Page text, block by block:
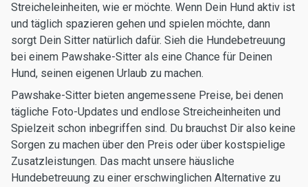
Streicheleinheiten, wie er möchte. Wenn Dein Hund aktiv ist
und täglich spazieren gehen und spielen möchte, dann
sorgt Dein Sitter natürlich dafür. Sieh die Hundebetreuung
bei einem Pawshake-Sitter als eine Chance für Deinen
Hund, seinen eigenen Urlaub zu machen.
Pawshake-Sitter bieten angemessene Preise, bei denen
tägliche Foto-Updates und endlose Streicheinheiten und
Spielzeit schon inbegriffen sind. Du brauchst Dir also keine
Sorgen zu machen über den Preis oder über kostspielige
Zusatzleistungen. Das macht unsere häusliche
Hundebetreuung zu einer erschwinglichen Alternative zu